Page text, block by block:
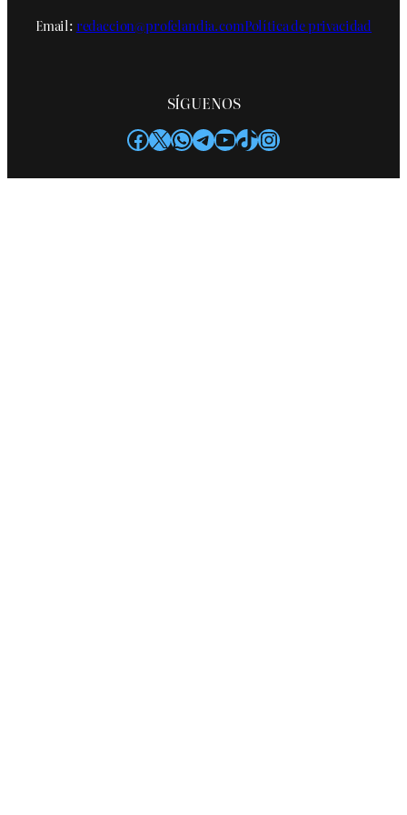
Email:redaccion@profelandia.comPolítica de privacidad
SÍGUENOS
Facebook
X WhatsApp
Telegram
YouTube
TikTok
Instagram